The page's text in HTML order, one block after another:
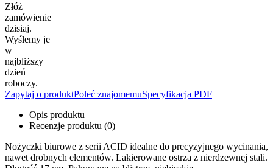
Złóż
zamówienie
dzisiaj.
Wyślemy je
w
najbliższy
dzień
roboczy.
Zapytaj o produktPoleć znajomemuSpecyfikacja PDF
Opis produktu
Recenzje produktu (0)
Nożyczki biurowe z serii ACID idealne do precyzyjnego wycinania,
nawet drobnych elementów. Lakierowane ostrza z nierdzewnej stali.